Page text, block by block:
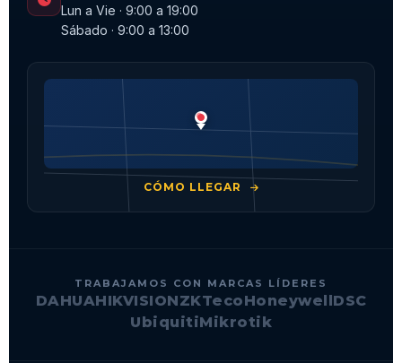
Lun a Vie · 9:00 a 19:00
Sábado · 9:00 a 13:00
CÓMO LLEGAR
TRABAJAMOS CON MARCAS LÍDERES
DAHUAHIKVISIONZKTecoHoneywell DSC
UbiquitiMikrotik